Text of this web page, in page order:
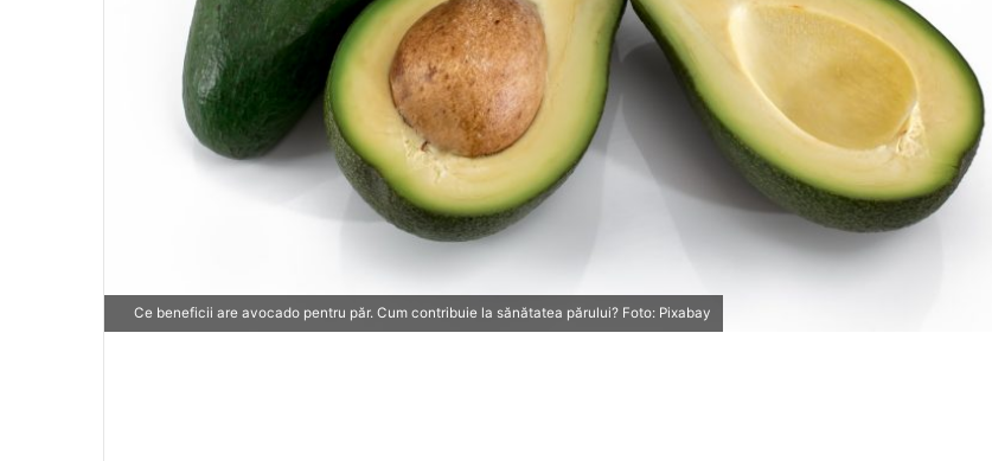
Ce beneficii are avocado pentru păr. Cum contribuie la sănătatea părului? Foto: Pixabay